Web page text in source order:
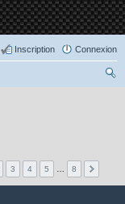
Connexion
Inscription
3 4 5 8